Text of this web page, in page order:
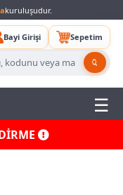
kuruluşudur.
Bayi Girişi Sepetim